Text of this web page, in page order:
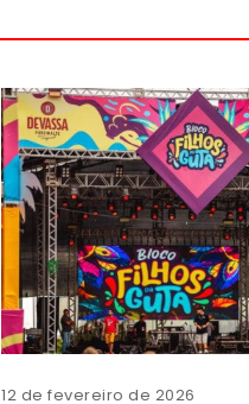
12 de fevereiro de 2026